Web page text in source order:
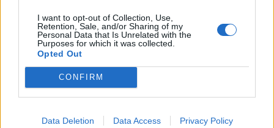
I want to opt-out of Collection, Use,
Retention, Sale, and/or Sharing of my
Personal Data that Is Unrelated with the
Purposes for which it was collected.
Opted Out
CONFIRM
Data Deletion Data Access Privacy Policy